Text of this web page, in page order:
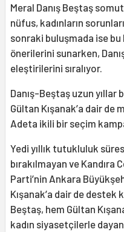
Meral Danış Beştaş
nüfus, kadınların
sonraki buluşmada ise
önerilerini sunarken,
eleştirilerini sıralıyor.
Danış-Beştaş uzun yıllar
Gültan Kışanak’a dair
Adeta ikili bir seçim
Yedi yıllık tutukluluk
bırakılmayan ve Kandıra
Parti’nin Ankara
Kışanak’a dair de destek
Beştaş, hem Gültan
kadın siyasetçilerle